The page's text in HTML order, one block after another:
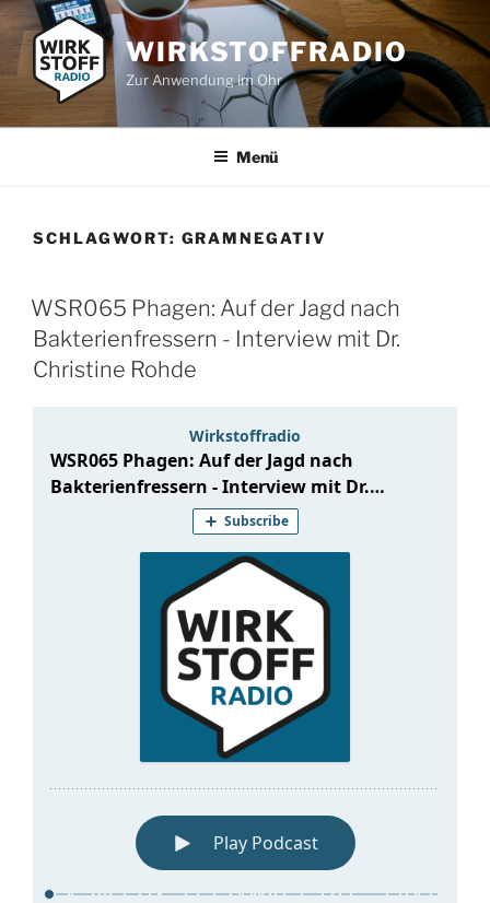
Zum
Inhalt
springen
WIRKSTOFFRADIO
Zur Anwendung im Ohr
Menü
SCHLAGWORT: GRAMNEGATIV
WSR065 Phagen: Auf der Jagd nach
Bakterienfressern - Interview mit Dr.
Christine Rohde